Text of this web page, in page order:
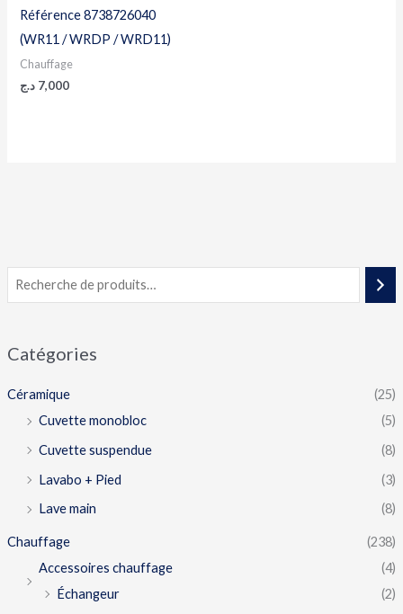
Catégories
Céramique
(25)
Cuvette monobloc
(5)
Cuvette suspendue
(8)
Lavabo + Pied
(3)
Lave main
(8)
Chauffage
(238)
Accessoires chauffage
(4)
Échangeur
(2)
Référence 8738726040
(WR11 / WRDP / WRD11)
Chauffage
7,000 د.ج